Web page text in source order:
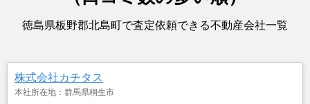
徳島県板野郡北島町で査定依頼できる不動産会社一覧
株式会社カチタス
本社所在地：群馬県桐生市